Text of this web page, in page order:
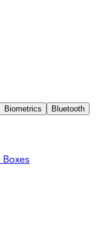
Biometrics
Bluetooth